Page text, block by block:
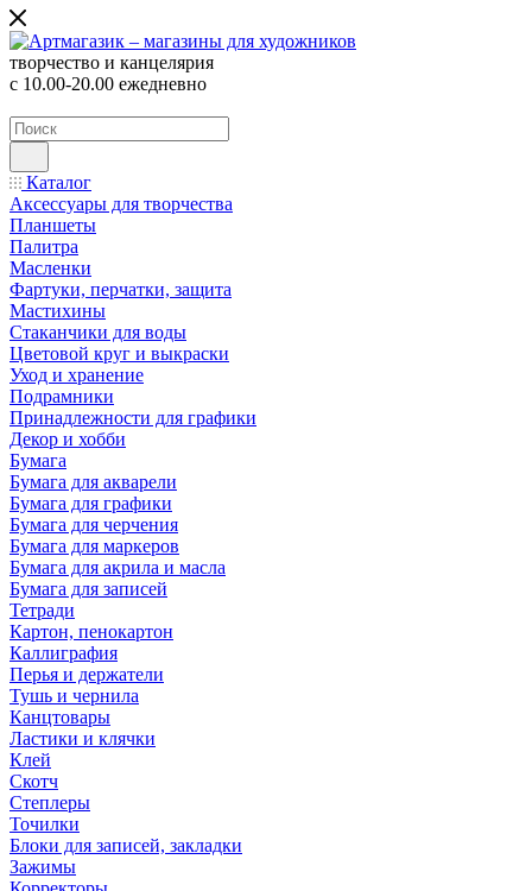
творчество и канцелярия
с 10.00-20.00 ежедневно
Каталог
Аксессуары для творчества
Планшеты
Палитра
Масленки
Фартуки, перчатки, защита
Мастихины
Стаканчики для воды
Цветовой круг и выкраски
Уход и хранение
Подрамники
Принадлежности для графики
Декор и хобби
Бумага
Бумага для акварели
Бумага для графики
Бумага для черчения
Бумага для маркеров
Бумага для акрила и масла
Бумага для записей
Тетради
Картон, пенокартон
Каллиграфия
Перья и держатели
Тушь и чернила
Канцтовары
Ластики и клячки
Клей
Скотч
Степлеры
Точилки
Блоки для записей, закладки
Зажимы